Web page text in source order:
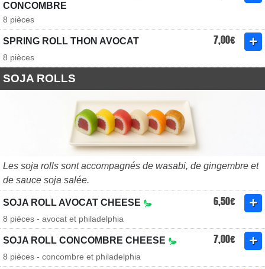
CONCOMBRE
8 pièces
SPRING ROLL THON AVOCAT 7,00€
8 pièces
SOJA ROLLS
Les soja rolls sont accompagnés de wasabi, de gingembre et
de sauce soja salée.
SOJA ROLL AVOCAT CHEESE 6,50€
8 pièces - avocat et philadelphia
SOJA ROLL CONCOMBRE CHEESE 7,00€
8 pièces - concombre et philadelphia